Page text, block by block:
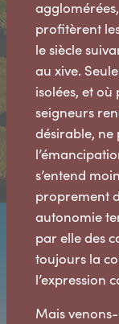
profitèrent
le siècle
au xive.
isolées, et
seigneurs
désirable,
s’entend
proprement
autonomie
par elle des
toujours la
l’expression
Mais